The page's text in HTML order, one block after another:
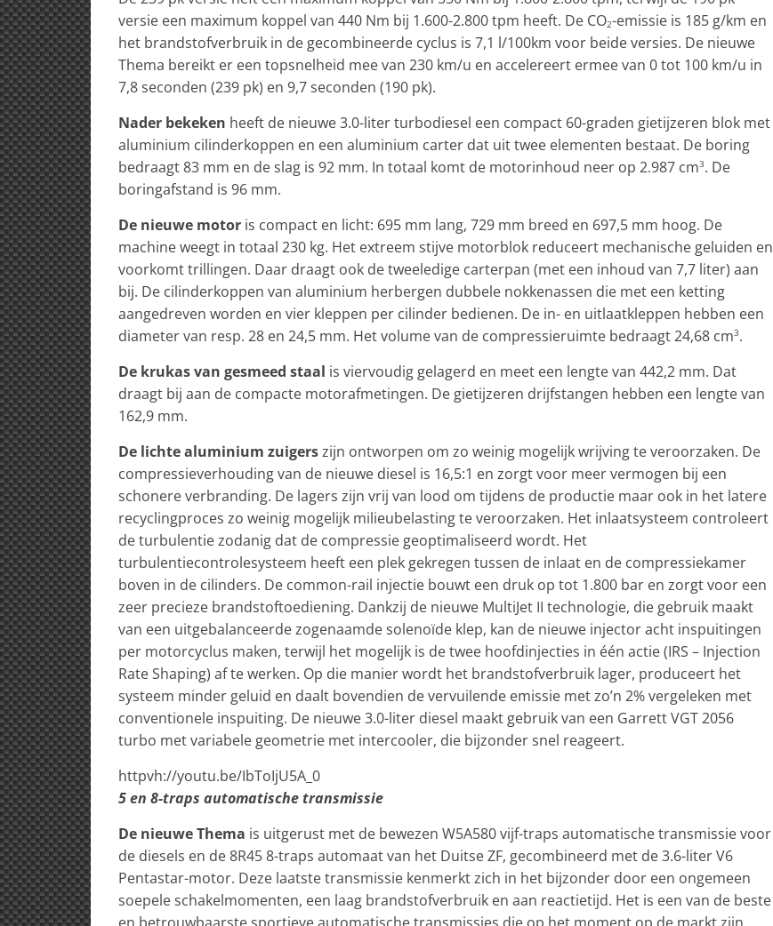
versie een maximum koppel van 440 Nm bij 1.600-2.800 tpm heeft. De CO2-emissie is 185 g/km en
het brandstofverbruik in de gecombineerde cyclus is 7,1 l/100km voor beide versies. De nieuwe
Thema bereikt er een topsnelheid mee van 230 km/u en accelereert ermee van 0 tot 100 km/u in
7,8 seconden (239 pk) en 9,7 seconden (190 pk).
Nader bekeken heeft de nieuwe 3.0-liter turbodiesel een compact 60-graden gietijzeren blok met
aluminium cilinderkoppen en een aluminium carter dat uit twee elementen bestaat. De boring
bedraagt 83 mm en de slag is 92 mm. In totaal komt de motorinhoud neer op 2.987 cm3. De
boringafstand is 96 mm.
De nieuwe motor is compact en licht: 695 mm lang, 729 mm breed en 697,5 mm hoog. De
machine weegt in totaal 230 kg. Het extreem stijve motorblok reduceert mechanische geluiden en
voorkomt trillingen. Daar draagt ook de tweeledige carterpan (met een inhoud van 7,7 liter) aan
bij. De cilinderkoppen van aluminium herbergen dubbele nokkenassen die met een ketting
aangedreven worden en vier kleppen per cilinder bedienen. De in- en uitlaatkleppen hebben een
diameter van resp. 28 en 24,5 mm. Het volume van de compressieruimte bedraagt 24,68 cm3.
De krukas van gesmeed staal is viervoudig gelagerd en meet een lengte van 442,2 mm. Dat
draagt bij aan de compacte motorafmetingen. De gietijzeren drijfstangen hebben een lengte van
162,9 mm.
De lichte aluminium zuigerszijn ontworpen om zo weinig mogelijk wrijving te veroorzaken. De
compressieverhouding van de nieuwe diesel is 16,5:1 en zorgt voor meer vermogen bij een
schonere verbranding. De lagers zijn vrij van lood om tijdens de productie maar ook in het latere
recyclingproces zo weinig mogelijk milieubelasting te veroorzaken. Het inlaatsysteem controleert
de turbulentie zodanig dat de compressie geoptimaliseerd wordt. Het
turbulentiecontrolesysteem heeft een plek gekregen tussen de inlaat en de compressiekamer
boven in de cilinders. De common-rail injectie bouwt een druk op tot 1.800 bar en zorgt voor een
zeer precieze brandstoftoediening. Dankzij de nieuwe MultiJet II technologie, die gebruik maakt
van een uitgebalanceerde zogenaamde solenoïde klep, kan de nieuwe injector acht inspuitingen
per motorcyclus maken, terwijl het mogelijk is de twee hoofdinjecties in één actie (IRS – Injection
Rate Shaping) af te werken. Op die manier wordt het brandstofverbruik lager, produceert het
systeem minder geluid en daalt bovendien de vervuilende emissie met zo’n 2% vergeleken met
conventionele inspuiting. De nieuwe 3.0-liter diesel maakt gebruik van een Garrett VGT 2056
turbo met variabele geometrie met intercooler, die bijzonder snel reageert.
httpvh://youtu.be/IbToIjU5A_0
5 en 8-traps automatische transmissie
De nieuwe Thema is uitgerust met de bewezen W5A580 vijf-traps automatische transmissie voor
de diesels en de 8R45 8-traps automaat van het Duitse ZF, gecombineerd met de 3.6-liter V6
Pentastar-motor. Deze laatste transmissie kenmerkt zich in het bijzonder door een ongemeen
soepele schakelmomenten, een laag brandstofverbruik en aan reactietijd. Het is een van de beste
en betrouwbaarste sportieve automatische transmissies die op het moment op de markt zijn.